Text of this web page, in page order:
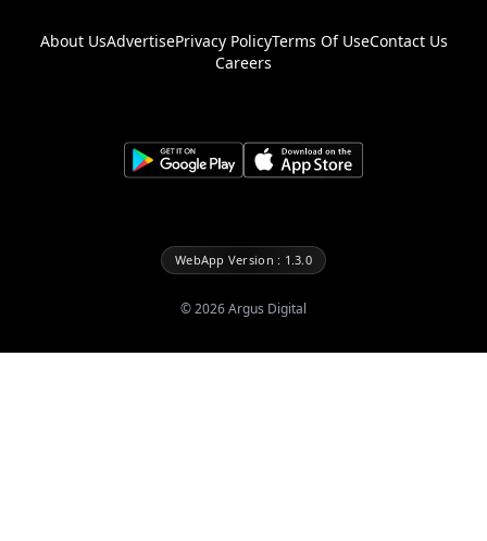
About UsAdvertisePrivacy PolicyTerms Of UseContact Us
Careers
WebApp Version : 1.3.0
©2026Argus Digital